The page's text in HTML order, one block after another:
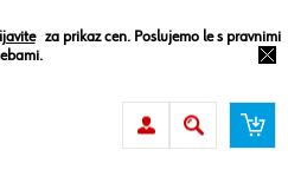
za prikaz cen. Poslujemo le s pravnimi